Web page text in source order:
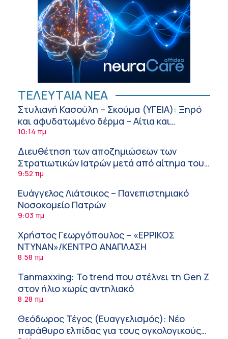
ΤΕΛΕΥΤΑΙΑ ΝΕΑ
Στυλιανή Κασούλη – Σκούμα (ΥΓΕΙΑ): Ξηρό
και αφυδατωμένο δέρμα – Αίτια και
αντιμετώπιση
10:14 πμ
Διευθέτηση των αποζημιώσεων των
Στρατιωτικών Ιατρών μετά από αίτημα του
ΙΣΑ
9:52 πμ
Ευάγγελος Λιάτσικος – Πανεπιστημιακό
Νοσοκομείο Πατρών
9:03 πμ
Χρήστος Γεωργόπουλος – «ΕΡΡΙΚΟΣ
ΝΤΥΝΑΝ»/ΚΕΝΤΡΟ ΑΝΑΠΛΑΣΗ
8:58 πμ
Tanmaxxing: To trend που στέλνει τη Gen Z
στον ήλιο χωρίς αντηλιακό
8:28 πμ
Θεόδωρος Τέγος (Ευαγγελισμός): Νέο
παράθυρο ελπίδας για τους ογκολογικούς